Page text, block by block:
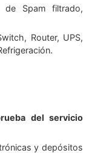
Spam filtrado,
Router, UPS,
del servicio
y depósitos